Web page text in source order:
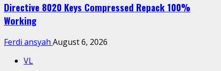
Directive 8020 Keys Compressed Repack 100%
Working
Ferdi ansyah August 6, 2026
VL